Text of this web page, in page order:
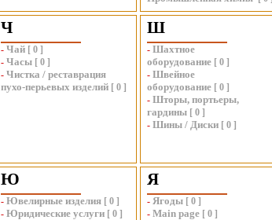
Ч
- Чай [ 0 ]
- Часы [ 0 ]
- Чистка / реставрация
пухо-перьевых изделий [ 0 ]
Ш
- Шахтное
оборудование [ 0 ]
- Швейное
оборудование [ 0 ]
- Шторы, портьеры,
гардины [ 0 ]
- Шины / Диски [ 0 ]
Ю
- Ювелирные изделия [ 0 ]
- Юридические услуги [ 0 ]
Я
- Ягоды [ 0 ]
- Main page [ 0 ]